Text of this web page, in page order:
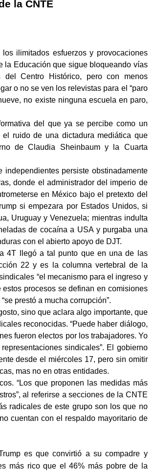
la CNTE
ilimitados esfuerzos y provocaciones
la Educación que sigue bloqueando vías
del Centro Histórico, pero con menos
o no se ven los relevistas para el “paro
no existe ninguna escuela en paro,
del que ya se percibe como un
ruido de una dictadura mediática que
de Claudia Sheinbaum y la Cuarta
persiste obstinadamente
donde el administrador del imperio de
en México bajo el pretexto del
si empezara por Estados Unidos, si
Uruguay y Venezuela; mientras indulta
de cocaína a USA y purgaba una
con el abierto apoyo de DJT.
4T llegó a tal punto que en una de las
22 y es la columna vertebral de la
“el mecanismo para el ingreso y
procesos se definan en comisiones
prestó a mucha corrupción”.
sino que aclara algo importante, que
reconocidas. “Puede haber diálogo,
fueron electos por los trabajadores. Yo
sindicales”. El gobierno
desde el miércoles 17, pero sin omitir
mas no en otras entidades.
“Los que proponen las medidas más
al referirse a secciones de la CNTE
radicales de este grupo son los que no
cuentan con el respaldo mayoritario de
es que convirtió a su compadre y
más rico que el 46% más pobre de la